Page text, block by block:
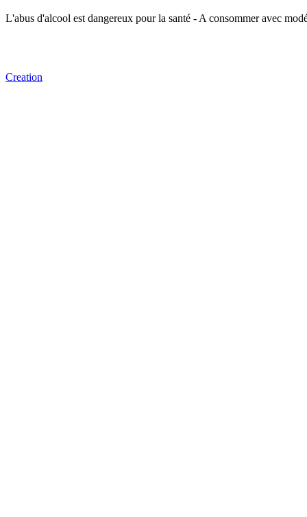
L'abus d'alcool est dangereux pour la santé - A consommer avec
Creation